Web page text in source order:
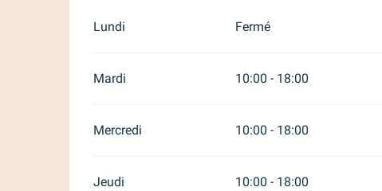
Lundi Fermé
Mardi 10:00 - 18:00
Mercredi 10:00 - 18:00
Jeudi 10:00 - 18:00